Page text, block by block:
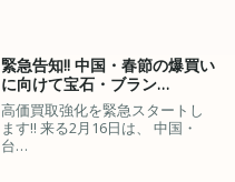
緊急告知!! 中国・春節の爆買い
に向けて宝石・ブラン…
高価買取強化を緊急スタートし
ます!! 来る2月16日は、 中国・
台…